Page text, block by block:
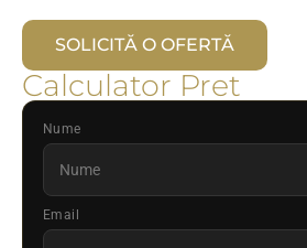
SOLICITĂ O OFERTĂ
Calculator Pret
Nume
Email